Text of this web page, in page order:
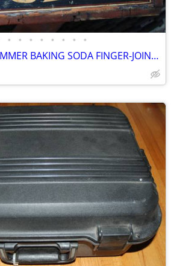
• • • • • • • •
ANTIQUE ARM & HAMMER BAKING SODA FINGER-JOINTED WOODEN CRATE, W/STAMP